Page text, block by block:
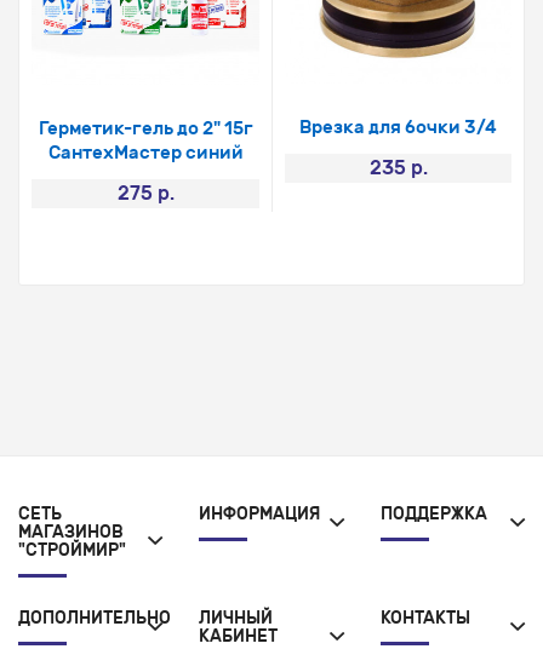
Герметик-гель до 2" 15г
СантехМастер синий
275 р.
Врезка для бочки 3/4
235 р.
СЕТЬ
МАГАЗИНОВ
"СТРОЙМИР"
ИНФОРМАЦИЯ ПОДДЕРЖКА
ДОПОЛНИТЕЛЬНО
ЛИЧНЫЙ
КАБИНЕТ
КОНТАКТЫ